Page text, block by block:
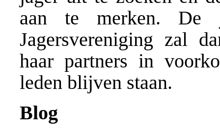
aan te merken. De
Jagersvereniging zal
haar partners in
leden blijven staan.
Blog